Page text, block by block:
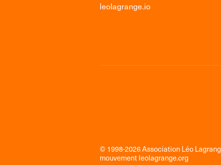
leolagrange.io
© 1998-2026 Association Léo
mouvement leolagrange.org